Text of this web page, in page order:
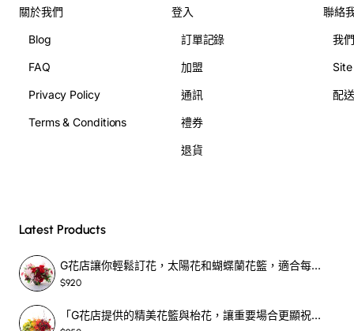
關於我們
Blog
FAQ
Privacy Policy
Terms & Conditions
登入
訂單記錄
加盟
通訊
禮券
退貨
聯絡
我
配
Latest Products
G花店讓你輕鬆訂花，太陽花和蝴蝶蘭花籃，適合每個重要時刻！-SF390
$920
「G花店提供的精美花籃與枱花，讓重要場合更顯祝賀與喜悅，適合各種用場！」-SF398